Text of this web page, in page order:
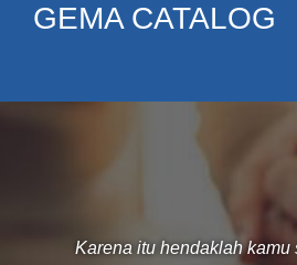
GEMA CATALOG
Karena itu hendaklah kamu